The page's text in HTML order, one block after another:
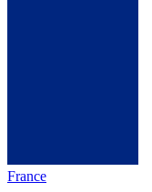
France